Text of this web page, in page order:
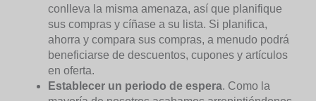
conlleva la misma amenaza, así que planifique
sus compras y cíñase a su lista. Si planifica,
ahorra y compara sus compras, a menudo podrá
beneficiarse de descuentos, cupones y artículos
en oferta.
Establecer un periodo de espera. Como la